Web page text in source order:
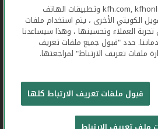
جميع الحقوق محفوظة © 2026
الموقع الإلكتروني
عندما تستخدم ,kfh.com, kfhonline.com وتطبيقات الهاتف
الكويتي الأخرى ، يتم استخدام ملفات
العملاء وتحسينها ، وهذا سيساعدنا
حدد "قبول جميع ملفات تعريف
ملفات تعريف الارتباط" لمراجعتها.
قبول ملفات تعريف الارتباط كلها